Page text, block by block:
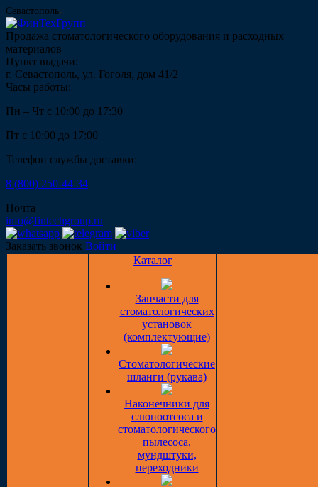
Севастополь
Продажа стоматологического оборудования и расходных
материалов
Пункт выдачи:
г. Севастополь, ул. Гоголя, дом 41/2
Часы работы:
Пн – Чт с 10:00 до 17:30
Пт с 10:00 до 17:00
Телефон службы доставки:
8 (800) 250-44-34
Почта
info@fintechgroup.ru
Заказать звонок Войти
Каталог
Запчасти для
стоматологических
установок
(комплектующие)
Стоматологические
шланги (рукава)
Наконечники для
слюноотсоса и
стоматологического
пылесоса,
мундштуки,
переходники